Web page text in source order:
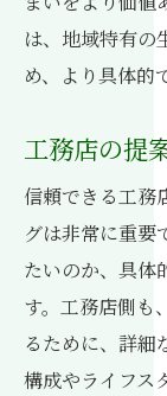
は、地域特有の
め、より具体的
工務店の提
信頼できる工務
グは非常に重要
たいのか、具体
す。工務店側も
るために、詳細
構成やライフス